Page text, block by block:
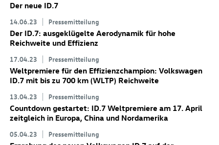
Der neue ID.7
14.06.23 Pressemitteilung
Der ID.7: ausgeklügelte Aerodynamik für hohe
Reichweite und Effizienz
17.04.23 Pressemitteilung
Weltpremiere für den Effizienzchampion: Volkswagen
ID.7 mit bis zu 700 km (WLTP) Reichweite
13.04.23 Pressemitteilung
Countdown gestartet: ID.7 Weltpremiere am 17. April
zeitgleich in Europa, China und Nordamerika
05.04.23 Pressemitteilung